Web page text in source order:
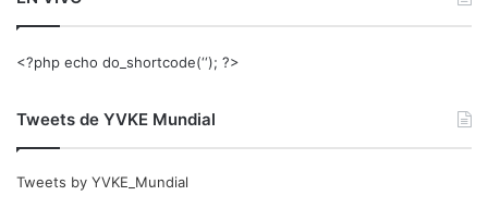
<?php echo do_shortcode(‘‘); ?>
Tweets de YVKE Mundial
Tweets by YVKE_Mundial